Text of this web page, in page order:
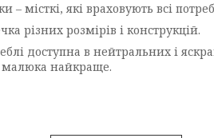
– місткі, які враховують всі
різних розмірів і конструкцій.
доступна в нейтральних і
малюка найкраще.